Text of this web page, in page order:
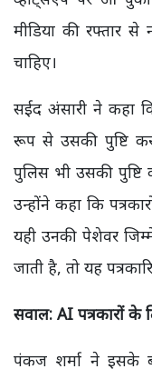
मीडिया की रफ्तार से
चाहिए।
सईद अंसारी ने कहा
रूप से उसकी पुष्टि
पुलिस भी उसकी पुष्टि
उन्होंने कहा कि
यही उनकी पेशेवर
जाती है, तो यह
सवाल: AI पत्रकारों के
पंकज शर्मा ने इसके